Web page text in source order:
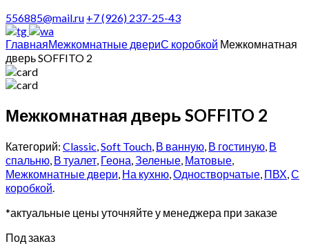
556885@mail.ru +7 (926) 237-25-43
ГлавнаяМежкомнатные двериС коробкой Межкомнатная
дверь SOFFITO 2
Межкомнатная дверь SOFFITO 2
Категорий: Classic,Soft Touch, В ванную, В гостиную, В
спальню, В туалет, Геона,Зеленые, Матовые,
Межкомнатные двери, На кухню,Одностворчатые, ПВХ,С
коробкой.
*актуальные цены уточняйте у менеджера при заказе
Под заказ